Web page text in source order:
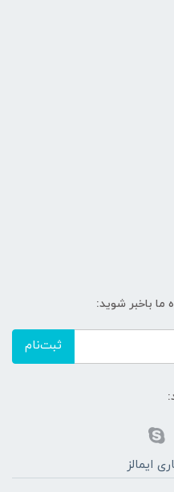
ما باخبر شوید:
ثبت‌نام